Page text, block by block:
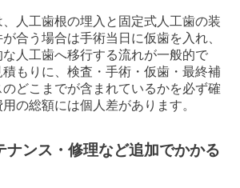
人工歯根の埋入と固定式人工歯の装
合う場合は手術当日に仮歯を入れ、
人工歯へ移行する流れが一般的で
もりに、検査・手術・仮歯・最終補
どこまでが含まれているかを必ず確
の総額には個人差があります。
ナンス・修理など追加でかかる